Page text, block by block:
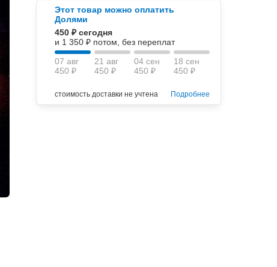
Этот товар можно оплатить
Долями
450 ₽ сегодня
и 1 350 ₽ потом, без переплат
07 авг
450 ₽
21 авг
450 ₽
04 сен
450 ₽
18 сен
450 ₽
стоимость доставки не учтена Подробнее